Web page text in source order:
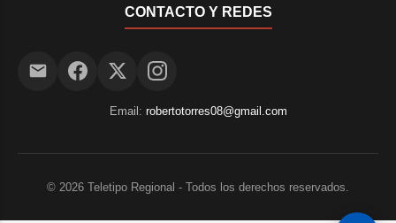
CONTACTO Y REDES
Email: robertotorres08@gmail.com
© 2026 Teletipo Regional - Todos los derechos reservados.